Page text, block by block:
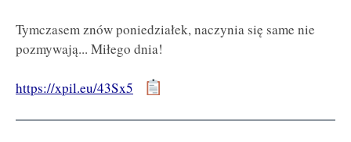
Tymczasem znów poniedziałek, naczynia się same nie
pozmywają... Miłego dnia!
https://xpil.eu/43Sx5